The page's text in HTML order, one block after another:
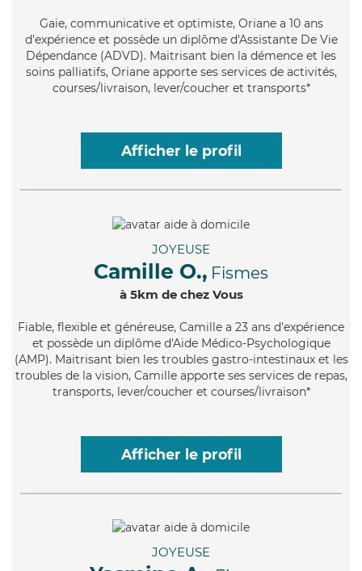
Gaie, communicative et optimiste, Oriane a 10 ans
d'expérience et possède un diplôme d'Assistante De Vie
Dépendance (ADVD). Maitrisant bien la démence et les
soins palliatifs, Oriane apporte ses services de activités,
courses/livraison, lever/coucher et transports*
Afficher le profil
JOYEUSE
Camille O., Fismes
à 5km de chez Vous
Fiable, flexible et généreuse, Camille a 23 ans d'expérience
et possède un diplôme d'Aide Médico-Psychologique
(AMP). Maitrisant bien les troubles gastro-intestinaux et les
troubles de la vision, Camille apporte ses services de repas,
transports, lever/coucher et courses/livraison*
Afficher le profil
JOYEUSE